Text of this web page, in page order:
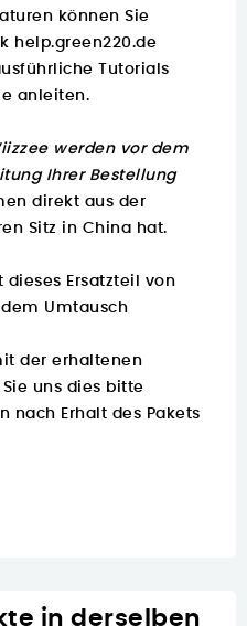
können Sie
help.green220.de
Tutorials
anleiten.
werden vor dem
Ihrer Bestellung
direkt aus der
Sitz in China hat.
dieses Ersatzteil von
Umtausch
der erhaltenen
uns dies bitte
nach Erhalt des Pakets
in derselben